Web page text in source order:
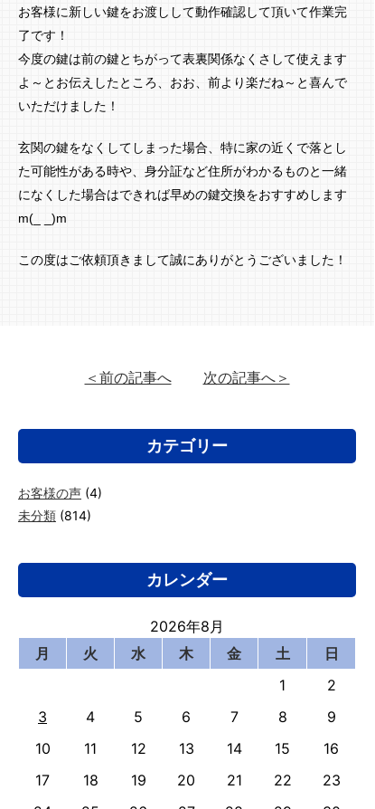
お客様に新しい鍵をお渡しして動作確認して頂いて作業完
了です！
今度の鍵は前の鍵とちがって表裏関係なくさして使えます
よ～とお伝えしたところ、おお、前より楽だね～と喜んで
いただけました！
玄関の鍵をなくしてしまった場合、特に家の近くで落とし
た可能性がある時や、身分証など住所がわかるものと一緒
になくした場合はできれば早めの鍵交換をおすすめします
m(_ _)m
この度はご依頼頂きまして誠にありがとうございました！
＜前の記事へ 次の記事へ＞
カテゴリー
お客様の声 (4)
未分類 (814)
カレンダー
2026年8月
月
火 水 木 金 土
日
1
2
3
4 5 6 7 8
9
10
11 12 13 14 15
16
17
18 19 20 21 22
23